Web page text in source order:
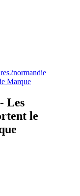
Marque
Les
le